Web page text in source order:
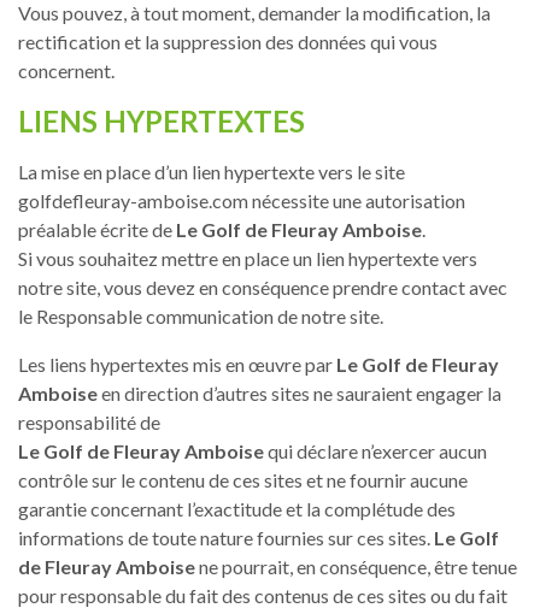
Vous pouvez, à tout moment, demander la modification, la
rectification et la suppression des données qui vous
concernent.
LIENS HYPERTEXTES
La mise en place d’un lien hypertexte vers le site
golfdefleuray-amboise.com nécessite une autorisation
préalable écrite de Le Golf de Fleuray Amboise.
Si vous souhaitez mettre en place un lien hypertexte vers
notre site, vous devez en conséquence prendre contact avec
le Responsable communication de notre site.
Les liens hypertextes mis en œuvre par Le Golf de Fleuray
Amboiseen direction d’autres sites ne sauraient engager la
responsabilité de
Le Golf de Fleuray Amboisequi déclare n’exercer aucun
contrôle sur le contenu de ces sites et ne fournir aucune
garantie concernant l’exactitude et la complétude des
informations de toute nature fournies sur ces sites. Le Golf
de Fleuray Amboisene pourrait, en conséquence, être tenue
pour responsable du fait des contenus de ces sites ou du fait